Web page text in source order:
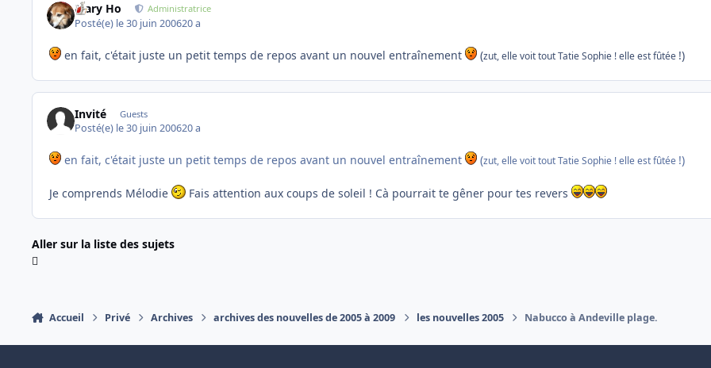
Mary Ho Administratrice
Posté(e) le 30 juin 200620 a
en fait, c'était juste un petit temps de repos avant un nouvel entraînement (zut, elle voit tout Tatie Sophie ! elle est fûtée !)
Invité Guests
Posté(e) le 30 juin 200620 a
en fait, c'était juste un petit temps de repos avant un nouvel entraînement (zut, elle voit tout Tatie Sophie ! elle est fûtée !)
Je comprends Mélodie Fais attention aux coups de soleil ! Cà pourrait te gêner pour tes revers
Aller sur la liste des sujets
Accueil Privé Archives archives des nouvelles de 2005 à 2009 les nouvelles 2005 Nabucco à Andeville plage.